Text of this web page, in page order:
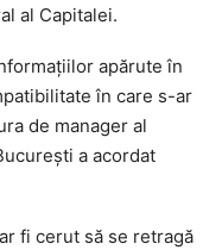
al Capitalei.
apărute în
în care s-ar
de manager al
a acordat
fi cerut să se retragă